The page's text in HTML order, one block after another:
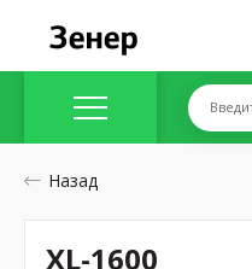
Назад
XL-1600